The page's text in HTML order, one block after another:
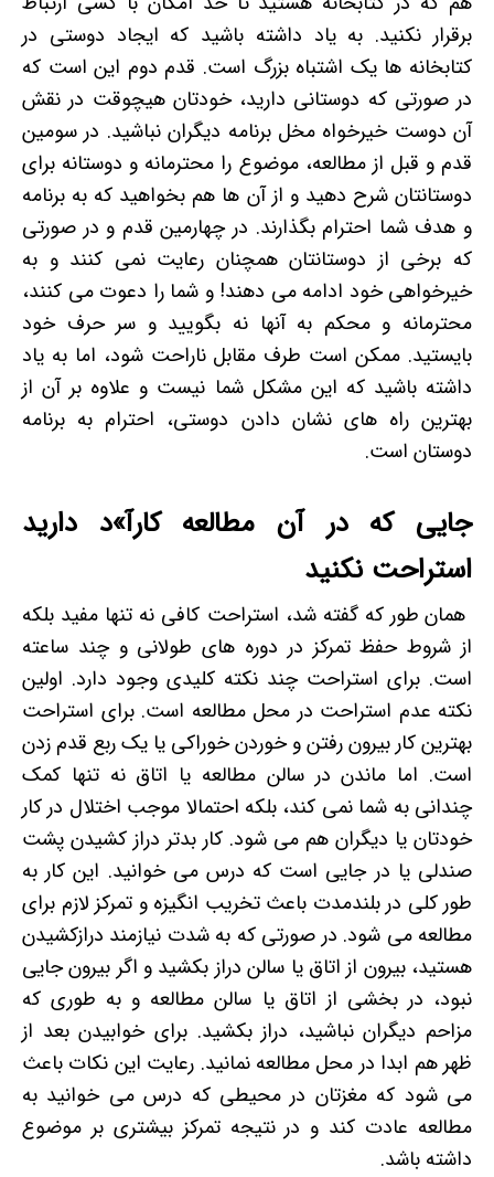
برقرار نکنید. به یاد داشته باشید که ایجاد دوستی در
کتابخانه ها یک اشتباه بزرگ است. قدم دوم این است که
در صورتی که دوستانی دارید، خودتان هیچوقت در نقش
آن دوست خیرخواه مخل برنامه دیگران نباشید. در سومین
قدم و قبل از مطالعه، موضوع را محترمانه و دوستانه برای
دوستانتان شرح دهید و از آن ها هم بخواهید که به برنامه
و هدف شما احترام بگذارند. در چهارمین قدم و در صورتی
که برخی از دوستانتان همچنان رعایت نمی کنند و به
خیرخواهی خود ادامه می دهند! و شما را دعوت می کنند،
محترمانه و محکم به آنها نه بگویید و سر حرف خود
بایستید. ممکن است طرف مقابل ناراحت شود، اما به یاد
داشته باشید که این مشکل شما نیست و علاوه بر آن از
بهترین راه های نشان دادن دوستی، احترام به برنامه
دوستان است.
جایی که در آن مطالعه کارآ»د دارید
استراحت نکنید
همان طور که گفته شد، استراحت کافی نه تنها مفید بلکه
از شروط حفظ تمرکز در دوره های طولانی و چند ساعته
است. برای استراحت چند نکته کلیدی وجود دارد. اولین
نکته عدم استراحت در محل مطالعه است. برای استراحت
بهترین کار بیرون رفتن و خوردن خوراکی یا یک ربع قدم زدن
است. اما ماندن در سالن مطالعه یا اتاق نه تنها کمک
چندانی به شما نمی کند، بلکه احتمالا موجب اختلال در کار
خودتان یا دیگران هم می شود. کار بدتر دراز کشیدن پشت
صندلی یا در جایی است که درس می خوانید. این کار به
طور کلی در بلندمدت باعث تخریب انگیزه و تمرکز لازم برای
مطالعه می شود. در صورتی که به شدت نیازمند درازکشیدن
هستید، بیرون از اتاق یا سالن دراز بکشید و اگر بیرون جایی
نبود، در بخشی از اتاق یا سالن مطالعه و به طوری که
مزاحم دیگران نباشید، دراز بکشید. برای خوابیدن بعد از
ظهر هم ابدا در محل مطالعه نمانید. رعایت این نکات باعث
می شود که مغزتان در محیطی که درس می خوانید به
مطالعه عادت کند و در نتیجه تمرکز بیشتری بر موضوع
داشته باشد.